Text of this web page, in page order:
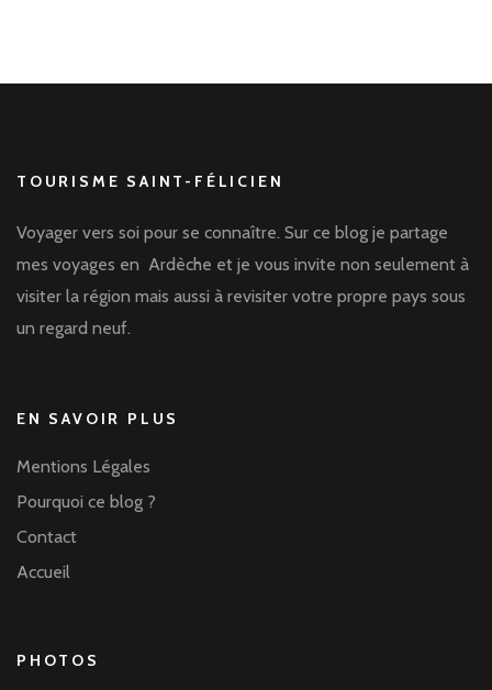
TOURISME SAINT-FÉLICIEN
Voyager vers soi pour se connaître. Sur ce blog je partage
mes voyages en Ardèche et je vous invite non seulement à
visiter la région mais aussi à revisiter votre propre pays sous
un regard neuf.
EN SAVOIR PLUS
Mentions Légales
Pourquoi ce blog ?
Contact
Accueil
PHOTOS